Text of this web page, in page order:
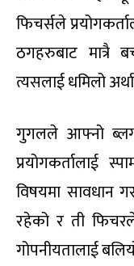
फिचर्सले
ठगहरुबाट मात्रै
त्यसलाई धमिलो
गुगलले आफ्नो
प्रयोगकर्तालाई
विषयमा सावधान
रहेको र ती फिचरले
गोपनीयतालाई